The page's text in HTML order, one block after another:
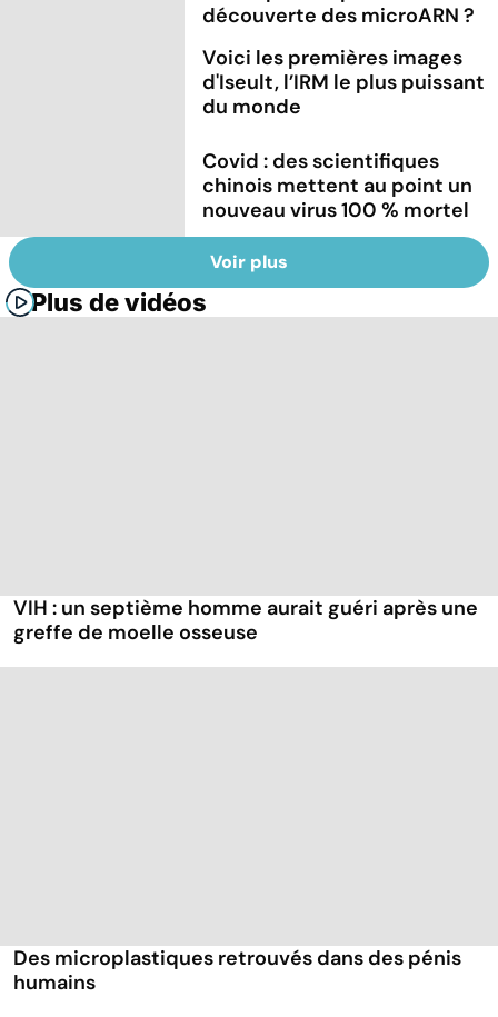
découverte des microARN ?
Voici les premières images
d'Iseult, l’IRM le plus puissant
du monde
Covid : des scientifiques
chinois mettent au point un
nouveau virus 100 % mortel
Voir plus
Plus de vidéos
VIH : un septième homme aurait guéri après une
greffe de moelle osseuse
Des microplastiques retrouvés dans des pénis
humains